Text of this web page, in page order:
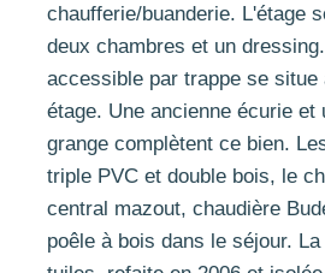
chaufferie/buanderie. L'étage
deux chambres et un
accessible par trappe se situe
étage. Une ancienne écurie et
grange complètent ce bien.
triple PVC et double bois, le
central mazout, chaudière
poêle à bois dans le séjour.